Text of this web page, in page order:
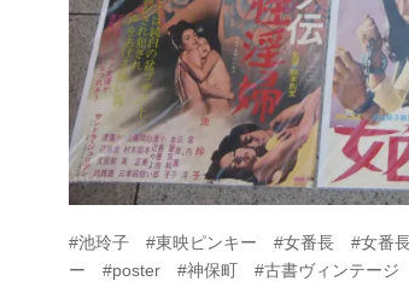
#池玲子 #東映ピンキー #女番長 #女番
ー #poster #神保町 #古書ヴィンテージ